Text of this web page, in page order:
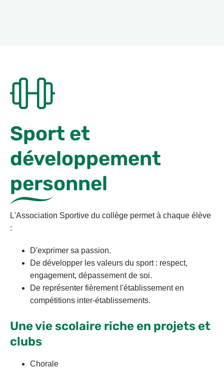
Sport et
développement
personnel
L'Association Sportive du collège permet à chaque élève
:
D'exprimer sa passion.
De développer les valeurs du sport : respect,
engagement, dépassement de soi.
De représenter fièrement l'établissement en
compétitions inter-établissements.
Une vie scolaire riche en projets et
clubs
Chorale